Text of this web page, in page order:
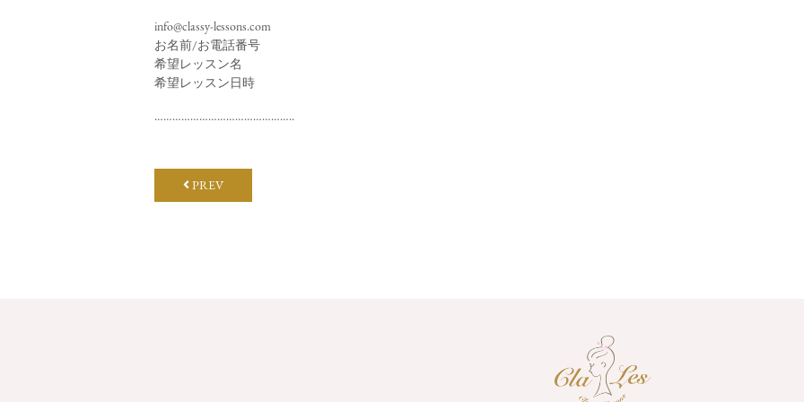
info@classy-lessons.com
お名前/お電話番号
希望レッスン名
希望レッスン日時
………………………………………..
PREV